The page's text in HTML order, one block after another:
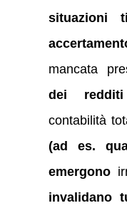
situazioni
mancata
dei
contabilità
(ad es.
emergono
invalidano